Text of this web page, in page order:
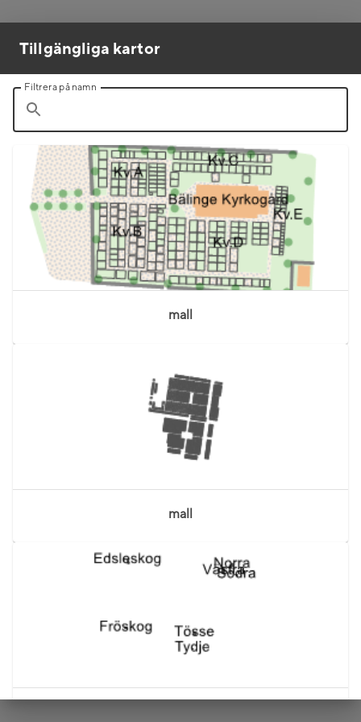
Tillgängliga kartor
Filtrera på namn
mall
mall